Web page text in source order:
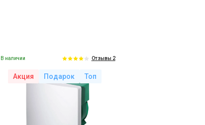
В наличии Отзывы 2
Акция Подарок Топ